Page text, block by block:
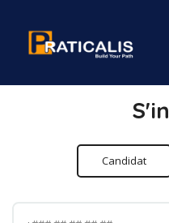
Candidat